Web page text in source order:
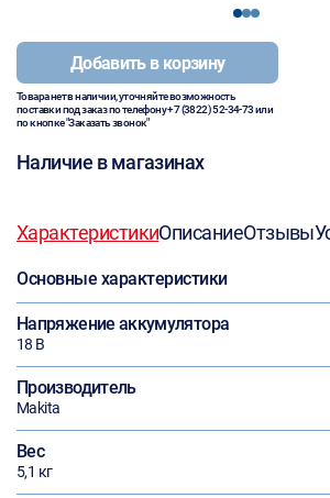
123
Добавить в корзину
Товара нет в наличии, уточняйте возможность
поставки под заказ по телефону+7 (3822) 52-34-73или
по кнопке "Заказать звонок"
Наличие в магазинах
ХарактеристикиОписаниеОтзывы
Основные характеристики
Напряжение аккумулятора
18 В
Производитель
Makita
Вес
5,1 кг